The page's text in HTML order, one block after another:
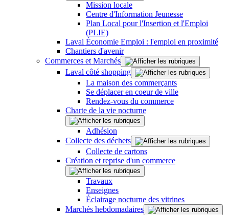
Mission locale
Centre d'Information Jeunesse
Plan Local pour l'Insertion et l'Emploi
(PLIE)
Laval Économie Emploi : l'emploi en proximité
Chantiers d'avenir
Commerces et Marchés
Laval côté shopping
La maison des commerçants
Se déplacer en coeur de ville
Rendez-vous du commerce
Charte de la vie nocturne
Adhésion
Collecte des déchets
Collecte de cartons
Création et reprise d'un commerce
Travaux
Enseignes
Éclairage nocturne des vitrines
Marchés hebdomadaires